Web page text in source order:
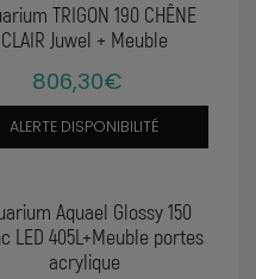
TRIGON 190 CHÊNE
CLAIR Juwel + Meuble
806,30€
ALERTE DISPONIBILITÉ
Aquael Glossy 150
LED 405L+Meuble portes
acrylique